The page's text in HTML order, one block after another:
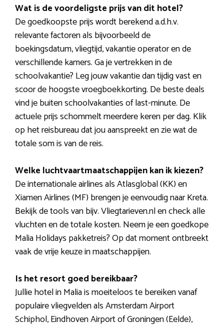
Wat is de voordeligste prijs van dit hotel?
De goedkoopste prijs wordt berekend a.d.h.v.
relevante factoren als bijvoorbeeld de
boekingsdatum, vliegtijd, vakantie operator en de
verschillende kamers. Ga je vertrekken in de
schoolvakantie? Leg jouw vakantie dan tijdig vast en
scoor de hoogste vroegboekkorting. De beste deals
vind je buiten schoolvakanties of last-minute. De
actuele prijs schommelt meerdere keren per dag. Klik
op het reisbureau dat jou aanspreekt en zie wat de
totale som is van de reis.
Welke luchtvaartmaatschappijen kan ik kiezen?
De internationale airlines als Atlasglobal (KK) en
Xiamen Airlines (MF) brengen je eenvoudig naar Kreta.
Bekijk de tools van bijv. Vliegtarieven.nl en check alle
vluchten en de totale kosten. Neem je een goedkope
Malia Holidays pakketreis? Op dat moment ontbreekt
vaak de vrije keuze in maatschappijen.
Is het resort goed bereikbaar?
Jullie hotel in Malia is moeiteloos te bereiken vanaf
populaire vliegvelden als Amsterdam Airport
Schiphol, Eindhoven Airport of Groningen (Eelde),